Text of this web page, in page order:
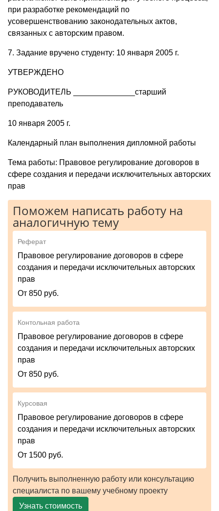
при разработке рекомендаций по
усовершенствованию законодательных актов,
связанных с авторским правом.
7. Задание вручено студенту: 10 января 2005 г.
УТВЕРЖДЕНО
РУКОВОДИТЕЛЬ ______________старший
преподаватель
10 января 2005 г.
Календарный план выполнения дипломной работы
Тема работы: Правовое регулирование договоров в
сфере создания и передачи исключительных авторских
прав
Поможем написать работу на
аналогичную тему
Реферат
Правовое регулирование договоров в сфере
создания и передачи исключительных авторских
прав
От 850 руб.
Контольная работа
Правовое регулирование договоров в сфере
создания и передачи исключительных авторских
прав
От 850 руб.
Курсовая
Правовое регулирование договоров в сфере
создания и передачи исключительных авторских
прав
От 1500 руб.
Получить выполненную работу или консультацию
специалиста по вашему учебному проекту
Узнать стоимость